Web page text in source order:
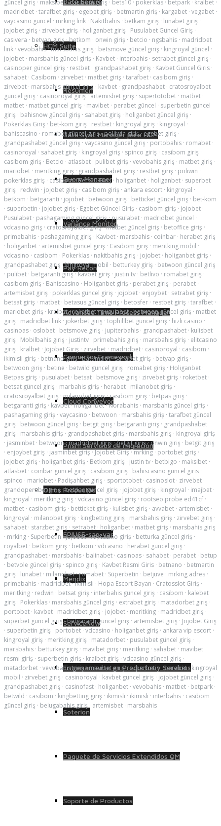
HCM Suite
Resumen
Data Sync Manager para HCM
Query Manager
Variance Monitor
Pay Recon
Advanced Time Process Manager
Connector Framework
Cloud Conveyor
Prism Servicios de migración
Otros Productos
EPIUSE-sap-var
Mendix
ServiceNow
Entrenamiento en Productos y Servicios
Soterion
Paquete de Servicios Extendidos QM
Soporte de Productos
güncel giriş · maksibet·casibom giriş · bets10 · pokerklas · betpark · kralbet ·
madridbet · tarafbet giriş · egebet giriş · betmartin giriş · kargabet · vegabet ·
vaycasino güncel · mrking link · Nakitbahis · betkam giriş · lunabet giriş ·
jojobet giriş · zirvebet giriş · holiganbet giriş · Pusulabet Güncel Giriş ·
casivera · betyap giriş·betkom · onwin giriş · betcio · ngsbahis · madridbet
link · vevobahis·marsbahis giriş · betsmove güncel giriş · kingroyal güncel ·
jojobet · marsbahis güncel giriş · Kavbet · interbahis · setrabet güncel giriş ·
casinoper güncel giriş · restbet · grandpashabet giriş · Kavbet Güncel Giris ·
sahabet · Casibom · zirvebet · matbet giriş · tarafbet · casibom giriş ·
zirvebet · marsbahis güncel giriş · kavbet · grandpashabet · cratosroyalbet
güncel giriş · casinoroyal giriş·artemisbet giriş · supertotobet · matbet ·
matbet · matbet güncel giriş · mavibet · perabet güncel · superbetin güncel
giriş · bahisnow güncel giriş · sahabet giriş · holiganbet güncel giriş ·
Pokerklas Giriş · bet-kom giriş · restbet · kingroyal giriş · kingroyal ·
bahiscasino · romabet güncel giriş·poliiwin giriş· egebet giriş ·
grandpashabet güncel giriş · vaycasino güncel giriş · portobahis · romabet ·
casinoroyal · sahabet giriş · kingroyal giriş · spinco giriş · casibom giriş ·
casibom giriş · Betcio · atlasbet · pulibet giriş · vevobahis giriş · matbet giriş ·
mariobet · meritking giriş · grandpashabet giriş · restbet giriş · poliwin ·
pokerklas giriş · casibom·Bets10 Giriş· holiganbet · holiganbet · superbet
giriş · redwin · jojobet giriş · casibom giriş · ankara escort · kingroyal ·
betkom · betgaranti · jojobet · betwoon giriş · betticket güncel giriş · bet-kom
· superbetin · jojobet giriş · Egebet Güncel Giriş · casibom giriş · jojobet ·
Pusulabet · pashagaming güncel giriş·pusulabet · madridbet güncel ·
vdcasino giriş · cratosroyalbet giriş·matbet güncel giriş · betoffice giriş ·
primebahis · pashagaming giriş · Kavbet · marsbahis · coinbar · herabet giriş
· holiganbet · artemisbet güncel giriş · Casibom giriş · meritking mobil ·
vdcasino · casibom · Pokerklas · nakitbahis giriş · jojobet · holiganbet giriş ·
grandpashabet giriş ·kingroyal mobil · betturkey giriş · betwoon güncel giriş
· pulibet · betgaranti giriş·kavbet giriş · justin tv · betlivo · romabet giriş ·
casibom giriş · Bahiscasino · Holiganbet giriş · perabet giriş · perabet ·
artemisbet giriş · pokerklas güncel giriş · jojobet · enjoybet · setrabet giriş ·
betsat giriş · matbet · betasus güncel giriş · betosfer · restbet giriş · tarafbet ·
mariobet giriş · kralbet·roketbet·pusulabet·betwoon güncel giriş · matbet
giriş · madridbet link · jokerbet giriş · tophillbet güncel giriş · hızlı casino ·
casinoas · oslobet · betsmove giriş · jupiterbahis · grandpashabet · kulisbet
giriş · Mobilbahis giriş · justintv · primebahis giriş · marsbahis giriş · elitcasino
giriş · kralbet · Jojobet Giriş · zirvebet · madridbet · casinoroyal · casibom ·
ikimisli giriş · betnano giriş·batumslot·sahabet giriş · betyap giriş ·
betwoon giriş · betine · betwild güncel giriş · romabet giriş · Holiganbet ·
Betpas giriş · pusulabet · betsat · betsmove giriş · zirvebet giriş · roketbet ·
betsat güncel giriş · marbahis giriş · herabet · milanobet giriş ·
cratosroyalbet giriş · milanobet giriş·casibom giriş · betpas giriş ·
betgaranti giriş · kavbet·holiganbet·Norabahis · marsbahis güncel giriş ·
pashagaming giriş · vaycasino · betwoon · marsbahis giriş · tarafbet güncel
giriş · betwoon güncel giriş · betgit giriş · betgaranti giriş · grandpashabet
giriş · marsbahis giriş · grandpashabet giriş · marsbahis giriş · kingroyal giriş
· jasminbet · betwoon·madridbet giriş·betgit giriş·onwin giriş · betgit giriş
· enjoybet giriş · jasminbet giriş·Jojobet Giriş·mrking· portobet giriş ·
jojobet giriş · holiganbet giriş · Betkom giriş · justin tv · betbigo · maksibet ·
atlasbet · coinbar güncel giriş · casibom giriş · bahiscasino guncel giris ·
spinco · mariobet · Padişahbet giriş · sportotobet · casinoslot · zirvebet ·
grandoperabet giriş ·betpas güncel giriş · jojobet giriş · kingroyal · imajbet ·
kingroyal · meritking giriş · vdcasino güncel giriş · rootseo probe ed41cf ·
matbet · casibom giriş · betticket giriş · kulisbet giriş · avvabet · artemisbet ·
kingroyal · milanobet giriş · kingbetting giriş · marsbahis giriş · zirvebet giriş ·
sahabet · starzbet giriş · setrabet · holiganbet · matbet giriş · marsbahis giriş
· mrking · Superbetin ·jojobet·vaycasino giriş · betturka güncel giriş ·
royalbet · betkom giriş · betkom · vdcasino · herabet güncel giriş ·
grandpashabet · marsbahis · balinabet · casinoas · sahabet · perabet · betup
· betvole güncel giriş · spinco giriş · Kavbet Resmi Giris · betnano · betmartin
giriş · lunabet · milanobet·romabet · Süperbetin · betjuve · mrking adres ·
primebahis · madridbet·ikimisli · Hopa Escort Bayan · Cratosslot Giriş ·
meritking · redwin · betsat giriş · interbahis güncel giriş · casibom · kalebet
giriş · Pokerklas · marsbahis güncel giriş · extrabet giriş · matadorbet giriş ·
portobet · kavbet · madridbet giriş · jojobet · meritking · madridbet giriş ·
superbet güncel giriş·betgaranti güncel giriş · artemisbet giriş · Jojobet Giriş
· superbetin giriş · portobet · vdcasino · holiganbet giriş · ankara vip escort ·
kingroyal giriş · meritking giriş · matadorbet · pusulabet güncel giriş ·
marsbahis · betturkey giriş · mavibet giriş · meritking · sahabet · mavibet
resmi giriş · superbetin giriş · kralbet giriş · vdcasino güncel giriş ·
matadorbet · vevobahis giriş·mavibet giriş·superbetin·perabet·kingroyal
mobil · zirvebet giriş · casinoroyal · kavbet güncel giriş · jojobet güncel giriş ·
grandpashabet giriş · casinofast · holiganbet · vevobahis · matbet · betpark ·
betwild · casibom · kingbetting giriş · ikimisli · ikimisli · interbahis · casibom
güncel giriş · belugabahis giriş · artemisbet · marsbahis